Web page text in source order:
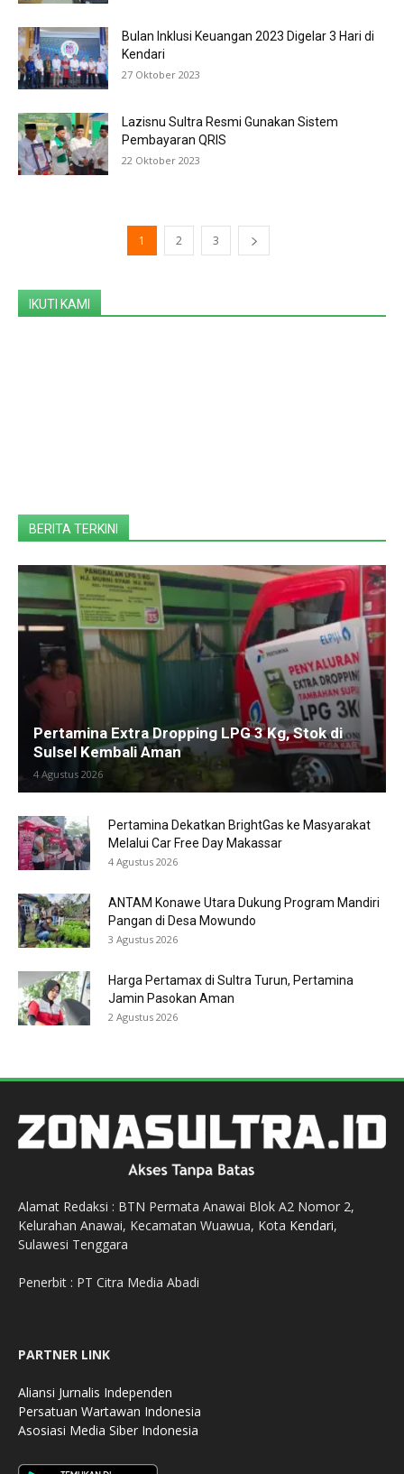
Bulan Inklusi Keuangan 2023 Digelar 3 Hari di
Kendari
27 Oktober 2023
Lazisnu Sultra Resmi Gunakan Sistem
Pembayaran QRIS
22 Oktober 2023
1 2 3
IKUTI KAMI
BERITA TERKINI
Pertamina Extra Dropping LPG 3 Kg, Stok di
Sulsel Kembali Aman
4 Agustus 2026
Pertamina Dekatkan BrightGas ke Masyarakat
Melalui Car Free Day Makassar
4 Agustus 2026
ANTAM Konawe Utara Dukung Program Mandiri
Pangan di Desa Mowundo
3 Agustus 2026
Harga Pertamax di Sultra Turun, Pertamina
Jamin Pasokan Aman
2 Agustus 2026
Alamat Redaksi : BTN Permata Anawai Blok A2 Nomor 2,
Kelurahan Anawai, Kecamatan Wuawua, Kota Kendari,
Sulawesi Tenggara
Penerbit : PT Citra Media Abadi
PARTNER LINK
Aliansi Jurnalis Independen
Persatuan Wartawan Indonesia
Asosiasi Media Siber Indonesia